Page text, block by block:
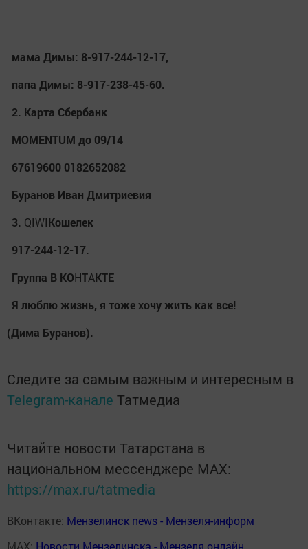
мама Димы: 8-917-244-12-17,
папа Димы: 8-917-238-45-60.
2. Карта Сбербанк
MOMENTUM до 09/14
67619600 0182652082
Буранов Иван Дмитриевия
3. QIWIКошелек
917-244-12-17.
Группа В КОНТАКТЕ
Я люблю жизнь, я тоже хочу жить как все!
(Дима Буранов).
Следите за самым важным и интересным в
Telegram-канале Татмедиа
Читайте новости Татарстана в
национальном мессенджере MАХ:
https://max.ru/tatmedia
ВКонтакте: Мензелинск news - Мензеля-информ
MAX: Новости Мензелинска - Мензеля онлайн